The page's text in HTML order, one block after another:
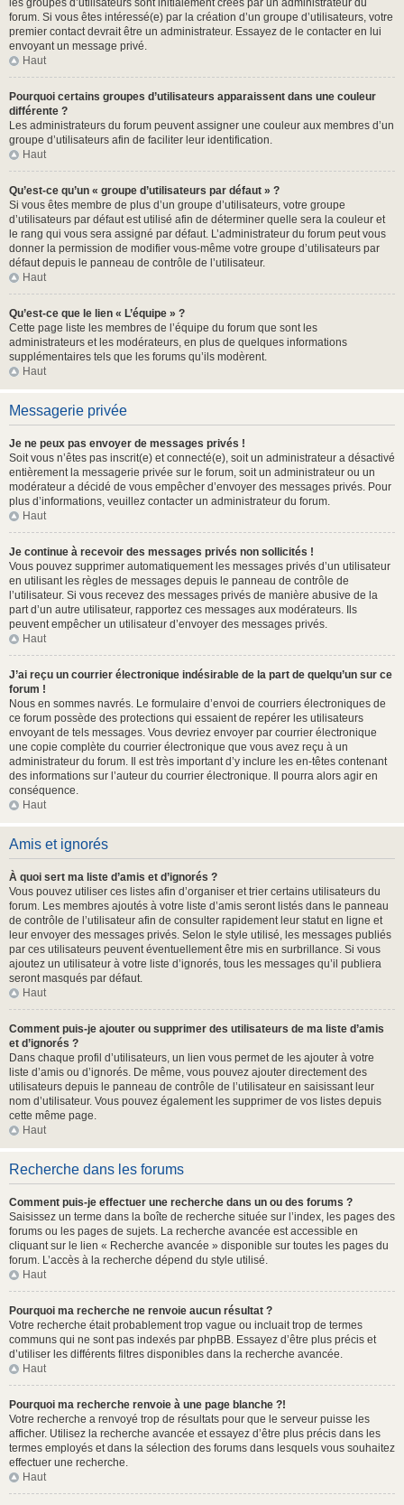
les groupes d’utilisateurs sont initialement créés par un administrateur du
forum. Si vous êtes intéressé(e) par la création d’un groupe d’utilisateurs, votre
premier contact devrait être un administrateur. Essayez de le contacter en lui
envoyant un message privé.
Haut
Pourquoi certains groupes d’utilisateurs apparaissent dans une couleur
différente ?
Les administrateurs du forum peuvent assigner une couleur aux membres d’un
groupe d’utilisateurs afin de faciliter leur identification.
Haut
Qu’est-ce qu’un « groupe d’utilisateurs par défaut » ?
Si vous êtes membre de plus d’un groupe d’utilisateurs, votre groupe
d’utilisateurs par défaut est utilisé afin de déterminer quelle sera la couleur et
le rang qui vous sera assigné par défaut. L’administrateur du forum peut vous
donner la permission de modifier vous-même votre groupe d’utilisateurs par
défaut depuis le panneau de contrôle de l’utilisateur.
Haut
Qu’est-ce que le lien « L’équipe » ?
Cette page liste les membres de l’équipe du forum que sont les
administrateurs et les modérateurs, en plus de quelques informations
supplémentaires tels que les forums qu’ils modèrent.
Haut
Messagerie privée
Je ne peux pas envoyer de messages privés !
Soit vous n’êtes pas inscrit(e) et connecté(e), soit un administrateur a désactivé
entièrement la messagerie privée sur le forum, soit un administrateur ou un
modérateur a décidé de vous empêcher d’envoyer des messages privés. Pour
plus d’informations, veuillez contacter un administrateur du forum.
Haut
Je continue à recevoir des messages privés non sollicités !
Vous pouvez supprimer automatiquement les messages privés d’un utilisateur
en utilisant les règles de messages depuis le panneau de contrôle de
l’utilisateur. Si vous recevez des messages privés de manière abusive de la
part d’un autre utilisateur, rapportez ces messages aux modérateurs. Ils
peuvent empêcher un utilisateur d’envoyer des messages privés.
Haut
J’ai reçu un courrier électronique indésirable de la part de quelqu’un sur ce
forum !
Nous en sommes navrés. Le formulaire d’envoi de courriers électroniques de
ce forum possède des protections qui essaient de repérer les utilisateurs
envoyant de tels messages. Vous devriez envoyer par courrier électronique
une copie complète du courrier électronique que vous avez reçu à un
administrateur du forum. Il est très important d’y inclure les en-têtes contenant
des informations sur l’auteur du courrier électronique. Il pourra alors agir en
conséquence.
Haut
Amis et ignorés
À quoi sert ma liste d’amis et d’ignorés ?
Vous pouvez utiliser ces listes afin d’organiser et trier certains utilisateurs du
forum. Les membres ajoutés à votre liste d’amis seront listés dans le panneau
de contrôle de l’utilisateur afin de consulter rapidement leur statut en ligne et
leur envoyer des messages privés. Selon le style utilisé, les messages publiés
par ces utilisateurs peuvent éventuellement être mis en surbrillance. Si vous
ajoutez un utilisateur à votre liste d’ignorés, tous les messages qu’il publiera
seront masqués par défaut.
Haut
Comment puis-je ajouter ou supprimer des utilisateurs de ma liste d’amis
et d’ignorés ?
Dans chaque profil d’utilisateurs, un lien vous permet de les ajouter à votre
liste d’amis ou d’ignorés. De même, vous pouvez ajouter directement des
utilisateurs depuis le panneau de contrôle de l’utilisateur en saisissant leur
nom d’utilisateur. Vous pouvez également les supprimer de vos listes depuis
cette même page.
Haut
Recherche dans les forums
Comment puis-je effectuer une recherche dans un ou des forums ?
Saisissez un terme dans la boîte de recherche située sur l’index, les pages des
forums ou les pages de sujets. La recherche avancée est accessible en
cliquant sur le lien « Recherche avancée » disponible sur toutes les pages du
forum. L’accès à la recherche dépend du style utilisé.
Haut
Pourquoi ma recherche ne renvoie aucun résultat ?
Votre recherche était probablement trop vague ou incluait trop de termes
communs qui ne sont pas indexés par phpBB. Essayez d’être plus précis et
d’utiliser les différents filtres disponibles dans la recherche avancée.
Haut
Pourquoi ma recherche renvoie à une page blanche ?!
Votre recherche a renvoyé trop de résultats pour que le serveur puisse les
afficher. Utilisez la recherche avancée et essayez d’être plus précis dans les
termes employés et dans la sélection des forums dans lesquels vous souhaitez
effectuer une recherche.
Haut